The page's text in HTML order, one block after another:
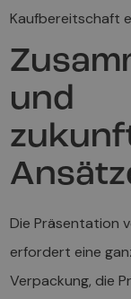
Kaufbereitschaft
und
Die Präsentation
erfordert eine
Verpackung, die